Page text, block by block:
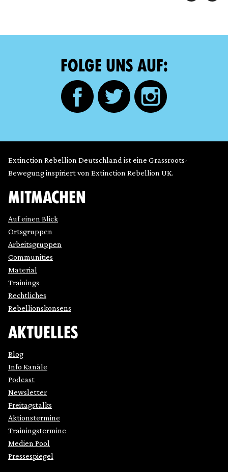
FOLGE UNS AUF:
Extinction Rebellion Deutschland ist eine Grassroots-
Bewegung inspiriert von Extinction Rebellion UK.
MITMACHEN
Auf einen Blick
Ortsgruppen
Arbeitsgruppen
Communities
Material
Trainings
Rechtliches
Rebellionskonsens
AKTUELLES
Blog
Info Kanäle
Podcast
Newsletter
Freitagstalks
Aktionstermine
Trainingstermine
Medien Pool
Pressespiegel